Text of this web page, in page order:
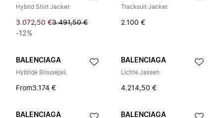
Hybrid Shirt Jacket
3.072,50 €3.491,50 €
-12%
Tracksuit Jacket
2.100 €
BALENCIAGA
Hybride Blousejas
From3.174 €
BALENCIAGA
Lichte Jassen
4.214,50 €
BALENCIAGA BALENCIAGA